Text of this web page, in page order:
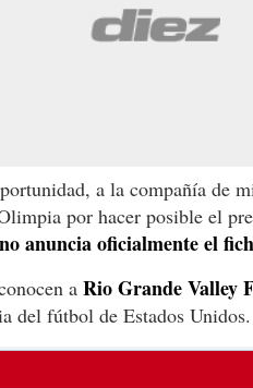
a la compañía de
por hacer posible el
anuncia oficialmente el
a Rio Grande Valley
del fútbol de Estados Unidos.